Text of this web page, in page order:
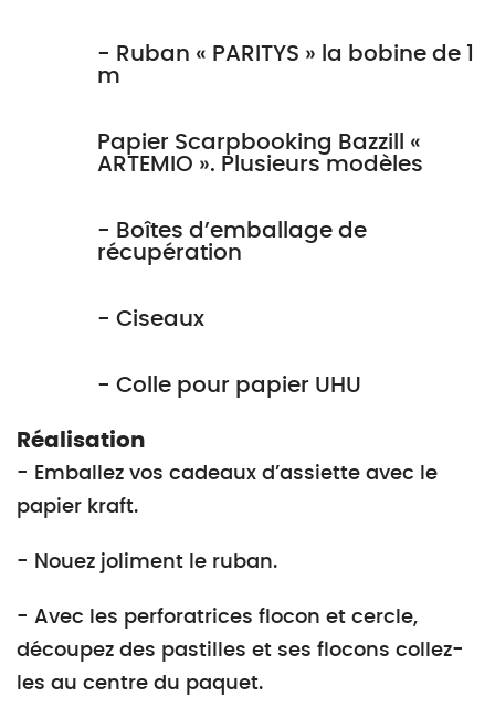
- Ruban « PARITYS » la bobine de 1
m
Papier Scarpbooking Bazzill «
ARTEMIO ». Plusieurs modèles
- Boîtes d’emballage de
récupération
- Ciseaux
- Colle pour papier UHU
Réalisation
- Emballez vos cadeaux d’assiette avec le
papier kraft.
- Nouez joliment le ruban.
- Avec les perforatrices flocon et cercle,
découpez des pastilles et ses flocons collez-
les au centre du paquet.